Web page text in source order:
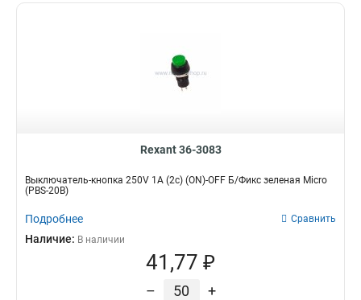
Rexant 36-3083
Выключатель-кнопка 250V 1А (2с) (ON)-OFF Б/Фикс зеленая Micro
(PBS-20В)
Подробнее Сравнить
Наличие: В наличии
41,77 ₽
– +